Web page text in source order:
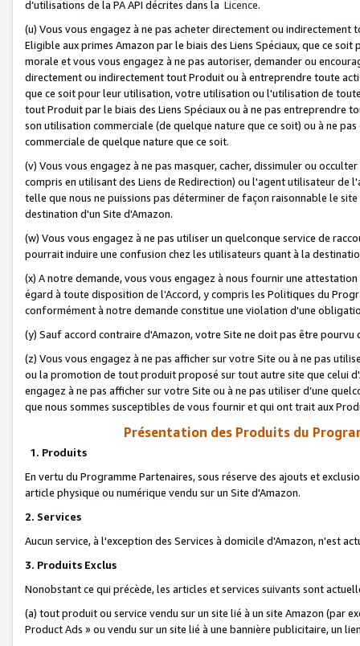
d’utilisations de la PA API décrites dans la Licence.
(u) Vous vous engagez à ne pas acheter directement ou
Eligible aux primes Amazon par le biais des Liens Spéciaux, que ce
morale et vous vous engagez à ne pas autoriser, demander ou
directement ou indirectement tout Produit ou à entreprendre toute
que ce soit pour leur utilisation, votre utilisation ou l'utilisation de
tout Produit par le biais des Liens Spéciaux ou à ne pas entreprendre
son utilisation commerciale (de quelque nature que ce soit) ou à ne
commerciale de quelque nature que ce soit.
(v) Vous vous engagez à ne pas masquer, cacher, dissimuler ou
compris en utilisant des Liens de Redirection) ou l'agent utilisateur
telle que nous ne puissions pas déterminer de façon raisonnable le
destination d'un Site d'Amazon.
(w) Vous vous engagez à ne pas utiliser un quelconque service de
pourrait induire une confusion chez les utilisateurs quant à la
(x) A notre demande, vous vous engagez à nous fournir une
égard à toute disposition de l'Accord, y compris les Politiques du
conformément à notre demande constitue une violation d'une
(y) Sauf accord contraire d'Amazon, votre Site ne doit pas être
(z) Vous vous engagez à ne pas afficher sur votre Site ou à ne pas
ou la promotion de tout produit proposé sur tout autre site que celui
engagez à ne pas afficher sur votre Site ou à ne pas utiliser d’une
que nous sommes susceptibles de vous fournir et qui ont trait aux
Présentation des Produits du
1. Produits
En vertu du Programme Partenaires, sous réserve des ajouts et
article physique ou numérique vendu sur un Site d'Amazon.
2. Services
Aucun service, à l'exception des Services à domicile d'Amazon, n'est
3. Produits Exclus
Nonobstant ce qui précède, les articles et services suivants sont
(a) tout produit ou service vendu sur un site lié à un site Amazon (par
Product Ads » ou vendu sur un site lié à une bannière publicitaire, un